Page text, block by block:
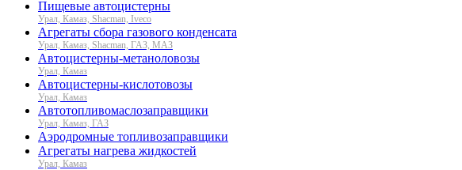
Пищевые автоцистерны
Урал, Камаз, Shacman, Iveco
Агрегаты сбора газового конденсата
Урал, Камаз, Shacman, ГАЗ, МАЗ
Автоцистерны-метаноловозы
Урал, Камаз
Автоцистерны-кислотовозы
Урал, Камаз
Автотопливомаслозаправщики
Урал, Камаз, ГАЗ
Аэродромные топливозаправщики
Агрегаты нагрева жидкостей
Урал, Камаз